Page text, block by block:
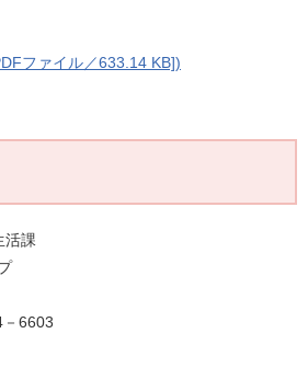
ファイル／633.14 KB])
活課
6603